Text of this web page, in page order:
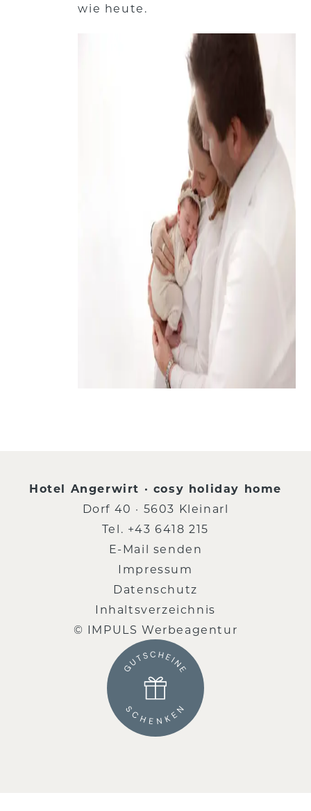
wie heute.
Hotel Angerwirt · cosy holiday home
Dorf 40 · 5603 Kleinarl
Tel. +43 6418 215
E-Mail senden
Impressum
Datenschutz
Inhaltsverzeichnis
© IMPULS Werbeagentur